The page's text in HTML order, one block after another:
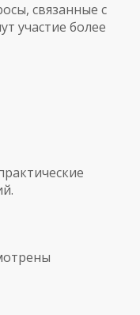
связанные с
участие более